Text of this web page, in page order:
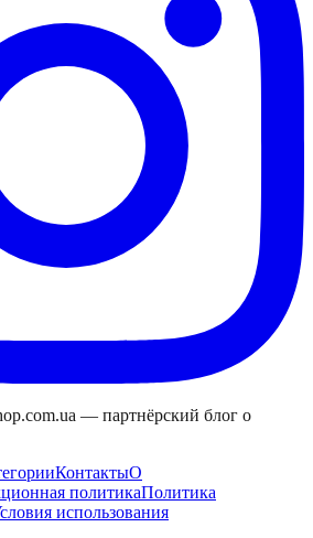
— партнёрский блог о
КонтактыО
политикаПолитика
использования